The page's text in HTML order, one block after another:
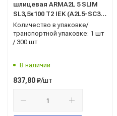
шлицевая ARMA2L 5 SLIM
SL3,5х100 Т2 IEK (A2L5-SC31-
T2-SL-35-100)
Количество в упаковке/
транспортной упаковке: 1 шт
/ 300 шт
В наличии
837,80₽/шт